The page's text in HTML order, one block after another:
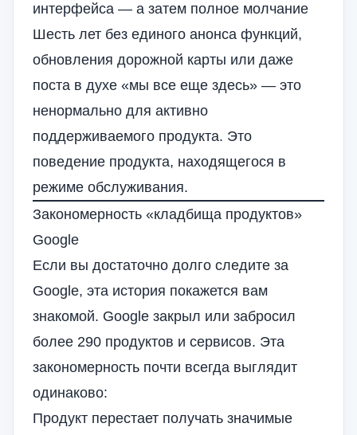
интерфейса — а затем полное молчание
Шесть лет без единого анонса функций,
обновления дорожной карты или даже
поста в духе «мы все еще здесь» — это
ненормально для активно
поддерживаемого продукта. Это
поведение продукта, находящегося в
режиме обслуживания.
Закономерность «кладбища продуктов»
Google
Если вы достаточно долго следите за
Google, эта история покажется вам
знакомой. Google закрыл или забросил
более 290 продуктов и сервисов. Эта
закономерность почти всегда выглядит
одинаково:
Продукт перестает получать значимые